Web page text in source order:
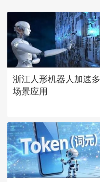
浙江人形机器人加速多
场景应用